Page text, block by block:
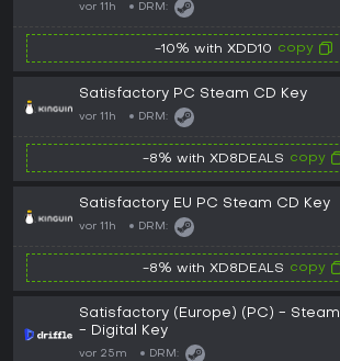
vor 11h DRM:
-10% with XDD10 copy
Satisfactory PC Steam CD Key
vor 11h DRM:
-8% with XD8DEALS copy
Satisfactory EU PC Steam CD Key
vor 11h DRM:
-8% with XD8DEALS copy
Satisfactory (Europe) (PC) - Steam
- Digital Key
vor 25m DRM: